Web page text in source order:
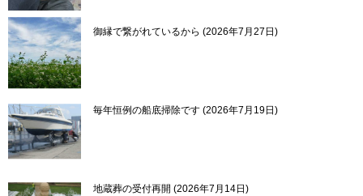
御縁で繋がれているから 2026年7月27日
毎年恒例の船底掃除です 2026年7月19日
地蔵葬の受付再開 2026年7月14日